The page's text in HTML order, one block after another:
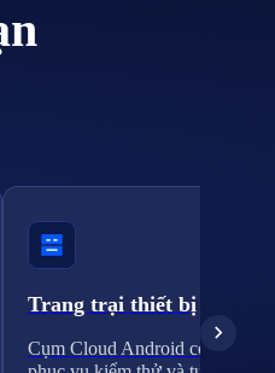
Trang trại thiết bị
Cụm Cloud Android có thể mở